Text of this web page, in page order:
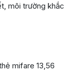
môi trường khắc
mifare 13,56